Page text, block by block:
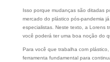
Isso porque mudanças são ditadas
mercado do plástico pós-pandemia
especialistas. Neste texto, a Lorens
você poderá ter uma boa noção do
Para você que trabalha com
ferramenta fundamental para